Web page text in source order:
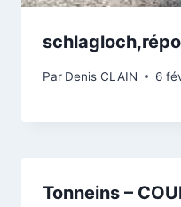
Par Denis CLAIN 6
Tonneins –